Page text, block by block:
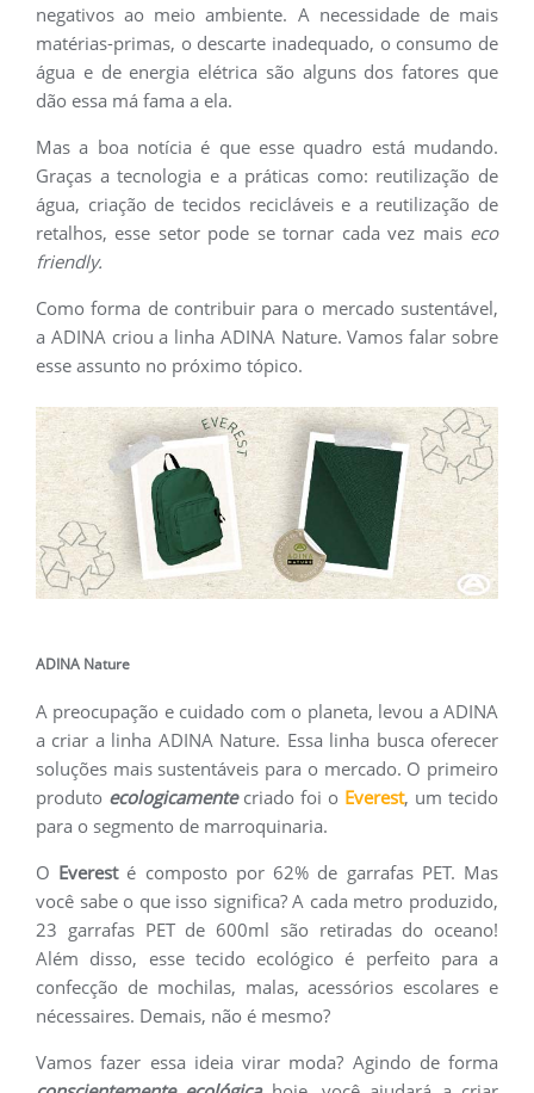
negativos ao meio ambiente. A necessidade de mais
matérias-primas, o descarte inadequado, o consumo de
água e de energia elétrica são alguns dos fatores que
dão essa má fama a ela.
Mas a boa notícia é que esse quadro está mudando.
Graças a tecnologia e a práticas como: reutilização de
água, criação de tecidos recicláveis e a reutilização de
retalhos, esse setor pode se tornar cada vez maiseco
friendly.
Como forma de contribuir para o mercado sustentável,
a ADINA criou a linha ADINA Nature. Vamos falar sobre
esse assunto no próximo tópico.
ADINA Nature
A preocupação e cuidado com o planeta, levou a ADINA
a criar a linha ADINA Nature. Essa linha busca oferecer
soluções mais sustentáveis para o mercado. O primeiro
produto ecologicamentecriado foi o Everest, um tecido
para o segmento de marroquinaria.
O Everesté composto por 62% de garrafas PET. Mas
você sabe o que isso significa? A cada metro produzido,
23 garrafas PET de 600ml são retiradas do oceano!
Além disso, esse tecido ecológico é perfeito para a
confecção de mochilas, malas, acessórios escolares e
nécessaires. Demais, não é mesmo?
Vamos fazer essa ideia virar moda? Agindo de forma